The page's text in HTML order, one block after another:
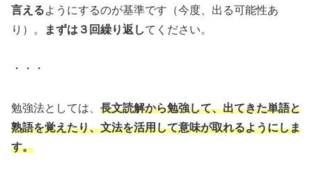
言えるようにするのが基準です（今度、出る可能性あ
り）。
まずは３回繰り返してください。
・・・
勉強法としては、 長文読解から勉強して、出てきた単語と
熟語を覚えたり、文法を活用して意味が取れるようにしま
す。